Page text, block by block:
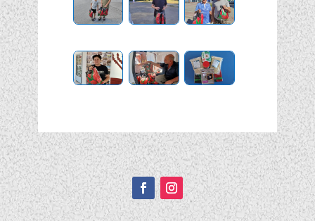
Подписывайтесь!